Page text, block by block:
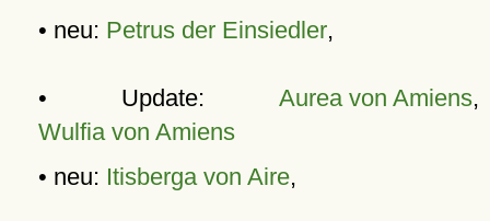
• neu: Petrus der Einsiedler,
• Update: Aurea von Amiens,
Wulfia von Amiens
• neu: Itisberga von Aire,